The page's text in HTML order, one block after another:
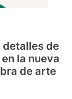
detalles de
la nueva
de arte